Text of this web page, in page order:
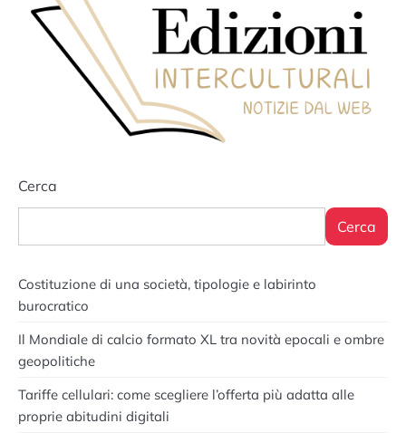
Cerca
Cerca
Costituzione di una società, tipologie e labirinto
burocratico
Il Mondiale di calcio formato XL tra novità epocali e ombre
geopolitiche
Tariffe cellulari: come scegliere l’offerta più adatta alle
proprie abitudini digitali